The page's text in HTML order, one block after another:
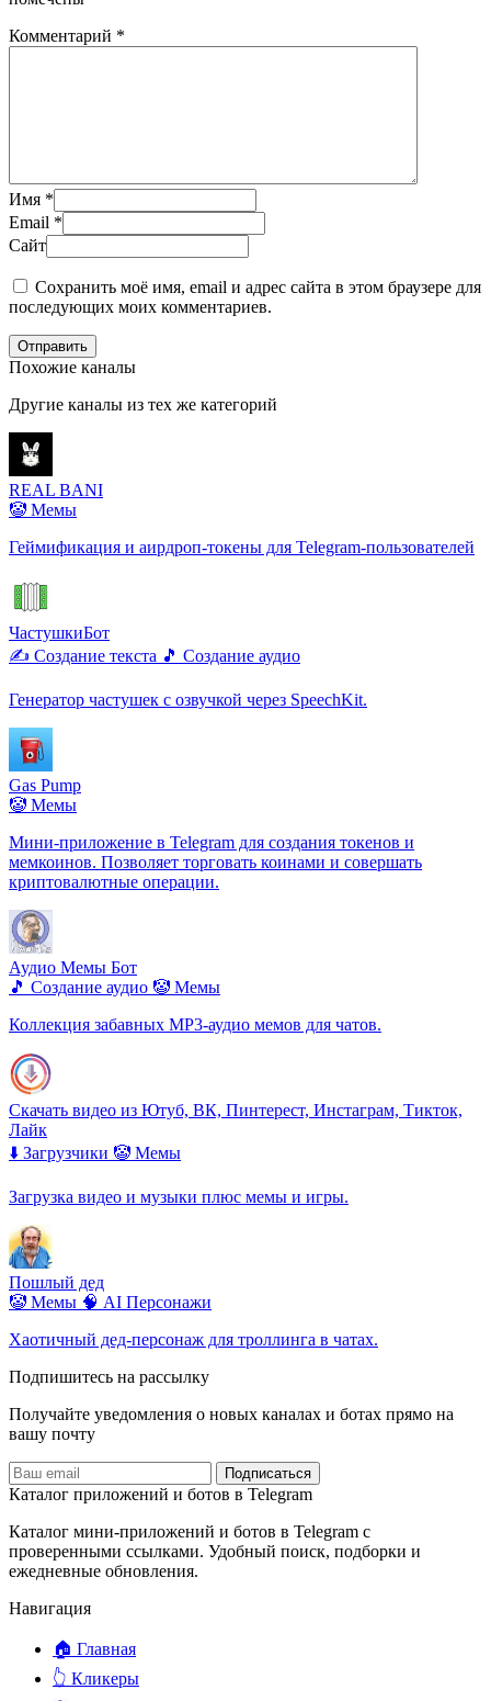
Комментарий *
Имя *
Email *
Сайт
Сохранить моё имя, email и адрес сайта в этом браузере для
последующих моих комментариев.
Отправить
Похожие каналы
Другие каналы из тех же категорий
REAL BANI
🤡 Мемы
Геймификация и аирдроп-токены для Telegram-пользователей
ЧастушкиБот
✍️ Создание текста 🎵 Создание аудио
Генератор частушек с озвучкой через SpeechKit.
Gas Pump
🤡 Мемы
Мини-приложение в Telegram для создания токенов и
мемкоинов. Позволяет торговать коинами и совершать
криптовалютные операции.
Аудио Мемы Бот
🎵 Создание аудио 🤡 Мемы
Коллекция забавных MP3-аудио мемов для чатов.
Скачать видео из Ютуб, ВК, Пинтерест, Инстаграм, Тикток,
Лайк
⬇️ Загрузчики 🤡 Мемы
Загрузка видео и музыки плюс мемы и игры.
Пошлый дед
🤡 Мемы 🧠 AI Персонажи
Хаотичный дед-персонаж для троллинга в чатах.
Подпишитесь на рассылку
Получайте уведомления о новых каналах и ботаx прямо на
вашу почту
Подписаться
Каталог приложений и ботов в Telegram
Каталог мини-приложений и ботов в Telegram с
проверенными ссылками. Удобный поиск, подборки и
ежедневные обновления.
Навигация
🏠 Главная
👆 Кликеры